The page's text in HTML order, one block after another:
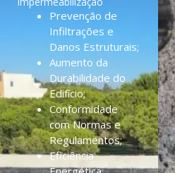
Prevenção de
Infiltrações e
Danos Estruturais;
Aumento da
Durabilidade do
Edifício;
Conformidade
com Normas e
Regulamentos;
Eficiência